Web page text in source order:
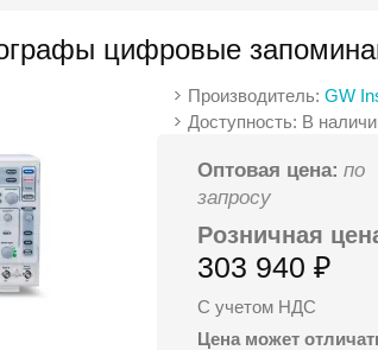
цифровые
Производитель:GW
Доступность: В
Оптовая цена: по
запросу
Розничная
303 940 ₽
С учетом НДС
Цена может